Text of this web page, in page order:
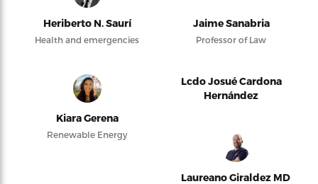
Heriberto N. Saurí
Health and emergencies
Jaime Sanabria
Professor of Law
Kiara Gerena
Renewable Energy
Lcdo Josué Cardona
Hernández
Laureano Giraldez MD